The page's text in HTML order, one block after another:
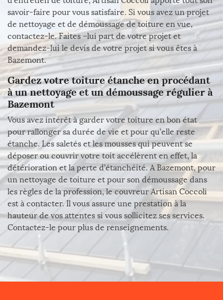
savoir-faire pour vous satisfaire. Si vous avez un projet
de nettoyage et de démoussage de toiture en vue,
contactez-le. Faites –lui part de votre projet et
demandez-lui le devis de votre projet si vous êtes à
Bazemont.
Gardez votre toiture étanche en procédant
à un nettoyage et un démoussage régulier à
Bazemont
Vous avez intérêt à garder votre toiture en bon état
pour rallonger sa durée de vie et pour qu’elle reste
étanche. Les saletés et les mousses qui peuvent se
déposer ou couvrir votre toit accélèrent en effet, la
détérioration et la perte d’étanchéité. A Bazemont, pour
un nettoyage de toiture et pour son démoussage dans
les règles de la profession, le couvreur Artisan Coccoli
est à contacter. Il vous assure une prestation à la
hauteur de vos attentes si vous sollicitez ses services.
Contactez-le pour plus de renseignements.